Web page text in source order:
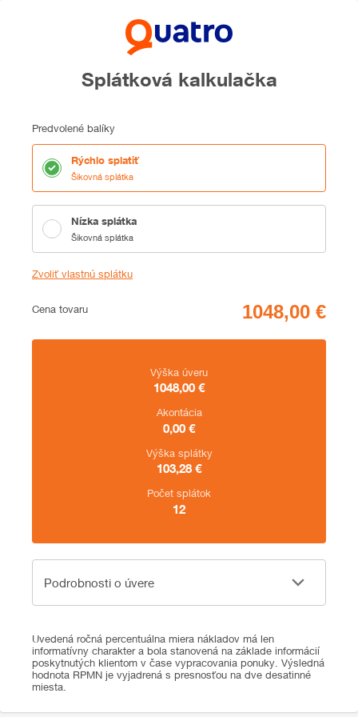
Splátková kalkulačka
Predvolené balíky
Rýchlo splatiť
Šikovná splátka
Nízka splátka
Šikovná splátka
Zvoliť vlastnú splátku
Cena
Cena tovaru
Zhrnutie
Výška úveru
1048,00 €
Akontácia
0,00 €
Výška splátky
103,28 €
Počet splátok
12
Podrobnosti o úvere
Podrobnosti o úvere
Uvedená ročná percentuálna miera nákladov má len
informatívny charakter a bola stanovená na základe informácií
poskytnutých klientom v čase vypracovania ponuky. Výsledná
hodnota RPMN je vyjadrená s presnosťou na dve desatinné
miesta.